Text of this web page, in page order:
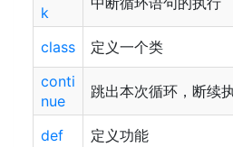
k
class
定义一个类
conti
nue
跳出本次循环，断续
def 定义功能